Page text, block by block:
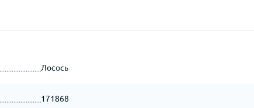
Лосось
171868